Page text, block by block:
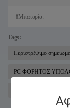
8Μπαταρία:
Tags:
Περιστρέψιμο
PC ΦΟΡΗΤΟΣ